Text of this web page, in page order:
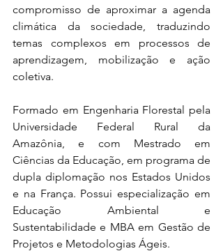
compromisso de aproximar a agenda
climática da sociedade, traduzindo
temas complexos em processos de
aprendizagem, mobilização e ação
coletiva.
Formado em Engenharia Florestal pela
Universidade Federal Rural da
Amazônia, e com Mestrado em
Ciências da Educação, em programa de
dupla diplomação nos Estados Unidos
e na França. Possui especialização em
Educação Ambiental e
Sustentabilidade e MBA em Gestão de
Projetos e Metodologias Ágeis.